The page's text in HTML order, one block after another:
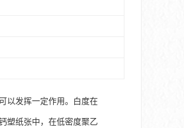
以发挥一定作用。白度在
塑纸张中，在低密度聚乙